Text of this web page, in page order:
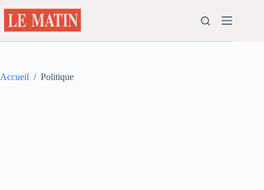
au
contenu
Accueil / Politique